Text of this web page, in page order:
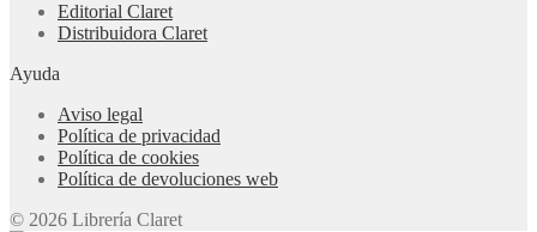
Editorial Claret
Distribuidora Claret
Ayuda
Aviso legal
Política de privacidad
Política de cookies
Política de devoluciones web
© 2026 Librería Claret